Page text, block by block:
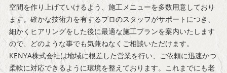
空間を作り上げていけるよう、施工メニューを多数用意しており
ます。確かな技術力を有するプロのスタッフがサポートにつき、
細かくヒアリングをした後に最適な施工プランを案内いたします
ので、どのような事でも気兼ねなくご相談いただけます。
KENYA株式会社は地域に根差した営業を行い、ご依頼に迅速かつ
柔軟に対応できるように環境を整えております。これまでにも老